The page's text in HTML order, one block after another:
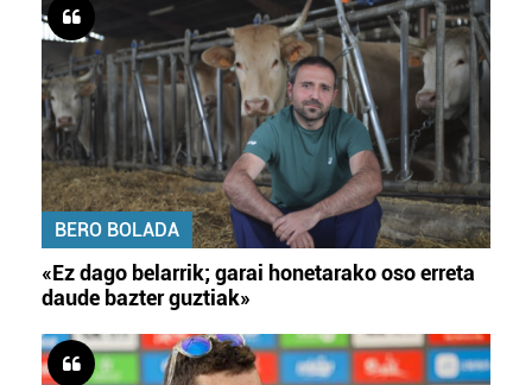
BERO BOLADA
«Ez dago belarrik; garai honetarako oso erreta
daude bazter guztiak»